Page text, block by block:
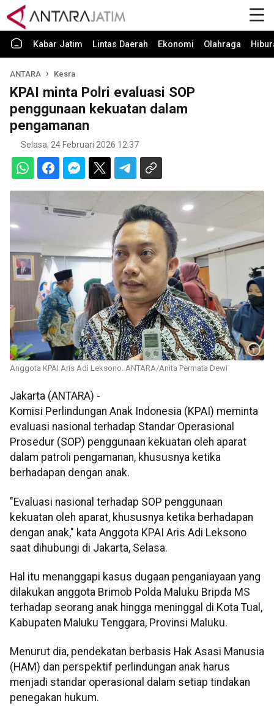
Kabar Jatim Lintas Daerah Ekonomi Olahraga
ANTARA Kesra
KPAI minta Polri evaluasi SOP
penggunaan kekuatan dalam
pengamanan
Selasa, 24 Februari 2026 12:37
Anggota KPAI Aris Adi Leksono. ANTARA/Anita Permata Dewi
Jakarta (ANTARA) -
Komisi Perlindungan Anak Indonesia (KPAI) meminta
evaluasi nasional terhadap Standar Operasional
Prosedur (SOP) penggunaan kekuatan oleh aparat
dalam patroli pengamanan, khususnya ketika
berhadapan dengan anak.
"Evaluasi nasional terhadap SOP penggunaan
kekuatan oleh aparat, khususnya ketika berhadapan
dengan anak," kata Anggota KPAI Aris Adi Leksono
saat dihubungi di Jakarta, Selasa.
Hal itu menanggapi kasus dugaan penganiayaan yang
dilakukan anggota Brimob Polda Maluku Bripda MS
terhadap seorang anak hingga meninggal di Kota Tual,
Kabupaten Maluku Tenggara, Provinsi Maluku.
Menurut dia, pendekatan berbasis Hak Asasi Manusia
(HAM) dan perspektif perlindungan anak harus
menjadi standar operasional dalam setiap tindakan
penegakan hukum.